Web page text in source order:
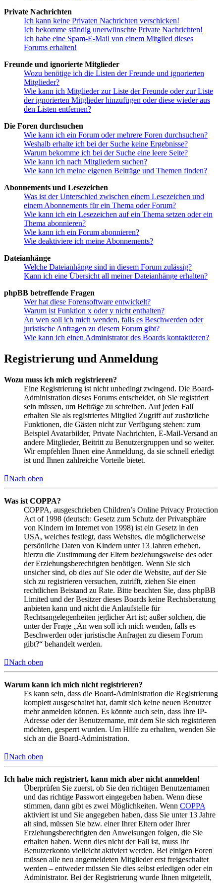
Private Nachrichten
Ich kann keine Privaten Nachrichten verschicken!
Ich bekomme ständig unerwünschte Private Nachrichten!
Ich habe eine Spam-E-Mail von einem Mitglied dieses
Forums erhalten!
Freunde und ignorierte Mitglieder
Wozu benötige ich die Listen der Freunde und ignorierten
Mitglieder?
Wie kann ich Mitglieder zur Liste der Freunde oder zur Liste
der ignorierten Mitglieder hinzufügen oder diese wieder aus
den Listen entfernen?
Die Foren durchsuchen
Wie kann ich ein Forum oder mehrere Foren durchsuchen?
Weshalb erhalte ich bei der Suche keine Ergebnisse?
Warum bekomme ich bei der Suche eine leere Seite?
Wie kann ich nach Mitgliedern suchen?
Wie kann ich meine eigenen Beiträge und Themen finden?
Abonnements und Lesezeichen
Was ist der Unterschied zwischen einem Lesezeichen und
einem Abonnements für ein Thema oder Forum?
Wie kann ich ein Lesezeichen auf ein Thema setzen oder ein
Thema abonnieren?
Wie kann ich ein Forum abonnieren?
Wie deaktiviere ich meine Abonnements?
Dateianhänge
Welche Dateianhänge sind in diesem Forum zulässig?
Kann ich eine Übersicht all meiner Dateianhänge erhalten?
phpBB betreffende Fragen
Wer hat diese Forensoftware entwickelt?
Warum ist Funktion x oder y nicht enthalten?
An wen soll ich mich wenden, falls es Beschwerden oder
juristische Anfragen zu diesem Forum gibt?
Wie kann ich einen Administrator des Boards kontaktieren?
Registrierung und Anmeldung
Wozu muss ich mich registrieren?
Eine Registrierung ist nicht unbedingt zwingend. Die Board-
Administration dieses Forums entscheidet, ob Sie registriert
sein müssen, um Beiträge zu schreiben. Auf jeden Fall
erhalten Sie als registriertes Mitglied Zugriff auf zusätzliche
Funktionen, die Gästen nicht zur Verfügung stehen: zum
Beispiel Avatarbilder, Private Nachrichten, E-Mail-Versand an
andere Mitglieder, Beitritt zu Benutzergruppen und so weiter.
Wir empfehlen Ihnen eine Anmeldung, da sie schnell erledigt
ist und Ihnen zahlreiche Vorteile bietet.
Nach oben
Was ist COPPA?
COPPA, ausgeschrieben Children’s Online Privacy Protection
Act of 1998 (deutsch: Gesetz zum Schutz der Privatsphäre
von Kindern im Internet von 1998) ist ein Gesetz in den
USA, welches festlegt, dass Websites, die möglicherweise
persönliche Daten von Kindern unter 13 Jahren erheben,
hierzu die Zustimmung der Eltern beziehungsweise des oder
der Erziehungsberechtigten benötigen. Wenn Sie sich
unsicher sind, ob dies auf Sie oder die Website, auf der Sie
sich zu registrieren versuchen, zutrifft, ziehen Sie einen
rechtlichen Beistand zu Rate. Bitte beachten Sie, dass phpBB
Limited und der Besitzer dieses Boards keine Rechtsberatung
anbieten kann und nicht die Anlaufstelle für
Rechtsangelegenheiten jeglicher Art ist; außer solchen, die
unter der Frage „An wen soll ich mich wenden, falls es
Beschwerden oder juristische Anfragen zu diesem Forum
gibt?“ behandelt werden.
Nach oben
Warum kann ich mich nicht registrieren?
Es kann sein, dass die Board-Administration die Registrierung
komplett ausgeschaltet hat, damit sich keine neuen Benutzer
mehr anmelden können. Es könnte auch sein, dass Ihre IP-
Adresse oder der Benutzername, mit dem Sie sich registrieren
möchten, gesperrt wurden. Um Hilfe zu erhalten, wenden Sie
sich an die Board-Administration.
Nach oben
Ich habe mich registriert, kann mich aber nicht anmelden!
Überprüfen Sie zuerst, ob Sie den richtigen Benutzernamen
und das richtige Passwort eingegeben haben. Wenn diese
stimmen, dann gibt es zwei Möglichkeiten. Wenn COPPA
aktiviert ist und Sie angegeben haben, dass Sie unter 13 Jahre
alt sind, müssen Sie bzw. einer Ihrer Eltern oder Ihrer
Erziehungsberechtigten den Anweisungen folgen, die Sie
erhalten haben. Wenn dies nicht der Fall ist, muss Ihr
Benutzerkonto vielleicht aktiviert werden. Bei einigen Foren
müssen alle neu angemeldeten Mitglieder erst freigeschaltet
werden – entweder müssen Sie dies selbst erledigen oder ein
Administrator. Bei der Registrierung wurde Ihnen mitgeteilt,